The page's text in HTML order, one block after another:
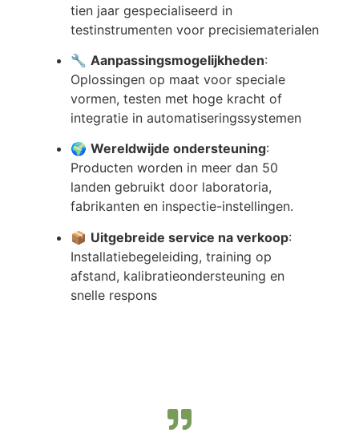
tien jaar gespecialiseerd in
testinstrumenten voor precisiematerialen
🔧 Aanpassingsmogelijkheden:
Oplossingen op maat voor speciale
vormen, testen met hoge kracht of
integratie in automatiseringssystemen
🌍 Wereldwijde ondersteuning:
Producten worden in meer dan 50
landen gebruikt door laboratoria,
fabrikanten en inspectie-instellingen.
📦 Uitgebreide service na verkoop:
Installatiebegeleiding, training op
afstand, kalibratieondersteuning en
snelle respons